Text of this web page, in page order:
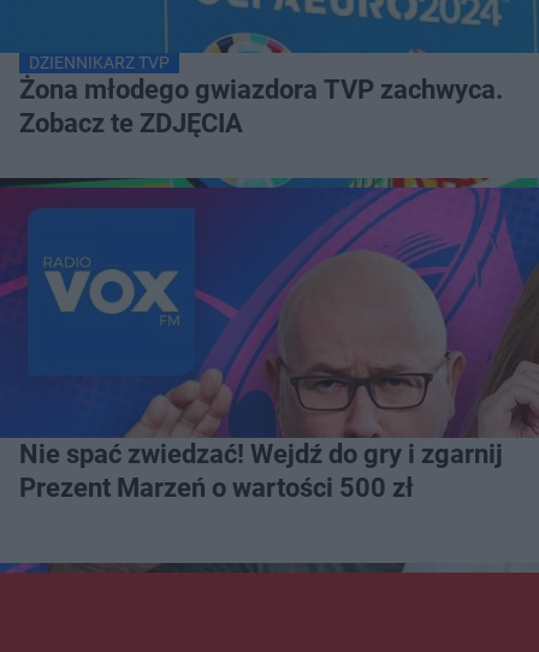
DZIENNIKARZ TVP
Żona młodego gwiazdora TVP zachwyca.
Zobacz te ZDJĘCIA
Nie spać zwiedzać! Wejdź do gry i zgarnij
Prezent Marzeń o wartości 500 zł